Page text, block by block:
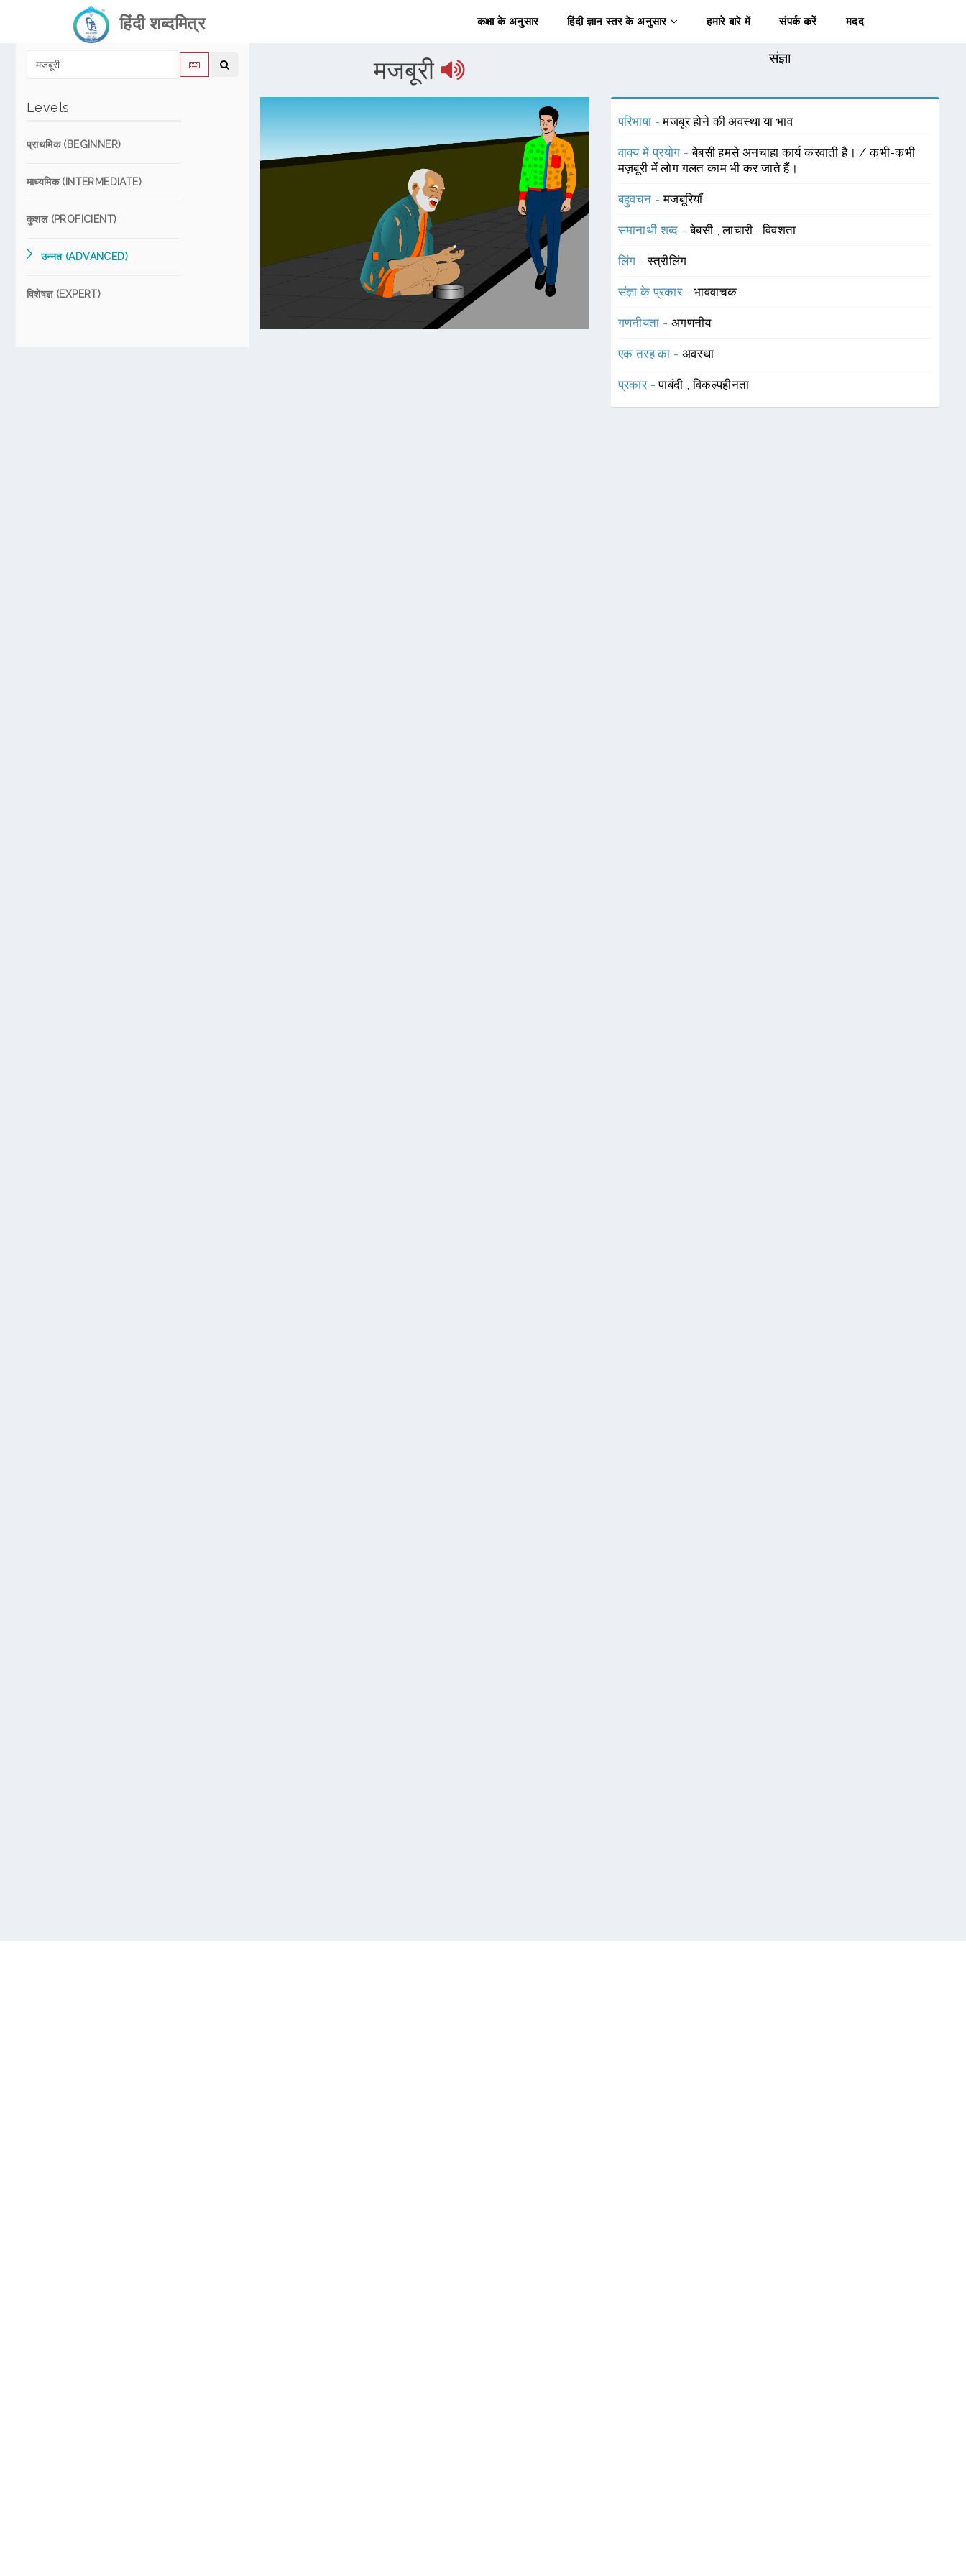
हिंदी शब्दमित्र कक्षा के अनुसार हिंदी ज्ञान स्तर के अनुसार हमारे बारे में संपर्क करें मदद
Levels
प्राथमिक (BEGINNER)
माध्यमिक (INTERMEDIATE)
कुशल (PROFICIENT)
उन्नत (ADVANCED)
विशेषज्ञ (EXPERT)
मजबूरी संज्ञा
परिभाषा -मजबूर होने की अवस्था या भाव
वाक्य में प्रयोग -बेबसी हमसे अनचाहा कार्य करवाती है। / कभी-कभी
मज़बूरी में लोग गलत काम भी कर जाते हैं।
बहुवचन -मजबूरियाँ
समानार्थी शब्द -बेबसी ,लाचारी ,विवशता
लिंग -स्त्रीलिंग
संज्ञा के प्रकार -भाववाचक
गणनीयता - अगणनीय
एक तरह का - अवस्था
प्रकार -पाबंदी ,विकल्पहीनता